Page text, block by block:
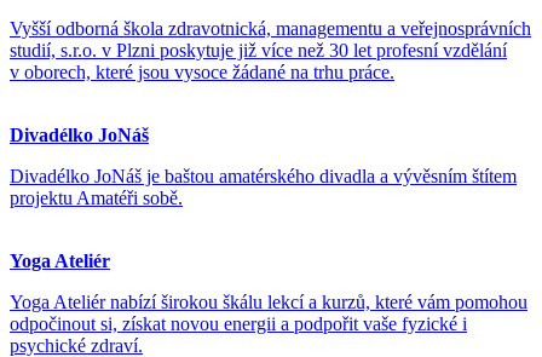
Vyšší odborná škola zdravotnická, managementu a veřejnosprávních
studií, s.r.o. v Plzni poskytuje již více než 30 let profesní vzdělání
v oborech, které jsou vysoce žádané na trhu práce.
Divadélko JoNáš
Divadélko JoNáš je baštou amatérského divadla a vývěsním štítem
projektu Amatéři sobě.
Yoga Ateliér
Yoga Ateliér nabízí širokou škálu lekcí a kurzů, které vám pomohou
odpočinout si, získat novou energii a podpořit vaše fyzické i
psychické zdraví.